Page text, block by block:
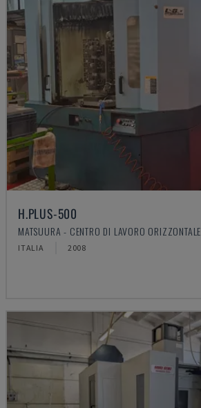
H.PLUS-500
MATSUURA - CENTRO DI LAVORO ORIZZONTALE
ITALIA 2008